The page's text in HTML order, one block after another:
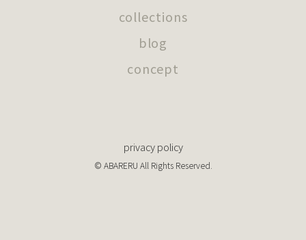
collections
blog
concept
privacy policy
© ABARERU All Rights Reserved.